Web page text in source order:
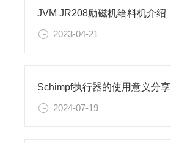
JVM JR208励磁机给料机介绍
2023-04-21
Schimpf执行器的使用意义分享
2024-07-19